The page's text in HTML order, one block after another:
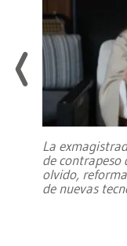
La
de contrapeso
olvido,
de nuevas